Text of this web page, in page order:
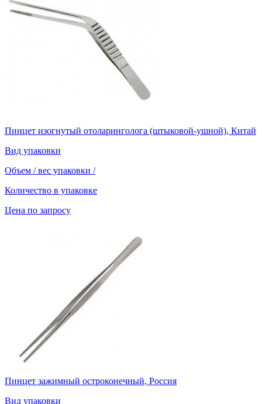
Пинцет изогнутый отоларинголога (штыковой-ушной), Китай
Вид упаковки
Объем / вес упаковки /
Количество в упаковке
Цена по запросу
Пинцет зажимный остроконечный, Россия
Вид упаковки